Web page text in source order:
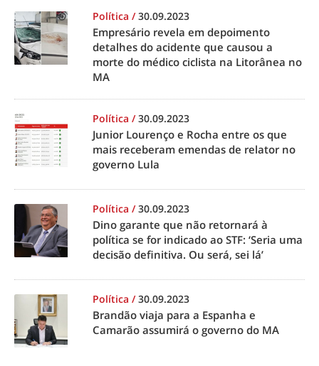
Política /30.09.2023
Empresário revela em depoimento
detalhes do acidente que causou a
morte do médico ciclista na Litorânea no
MA
Política /30.09.2023
Junior Lourenço e Rocha entre os que
mais receberam emendas de relator no
governo Lula
Política /30.09.2023
Dino garante que não retornará à
política se for indicado ao STF: ‘Seria uma
decisão definitiva. Ou será, sei lá’
Política /30.09.2023
Brandão viaja para a Espanha e
Camarão assumirá o governo do MA